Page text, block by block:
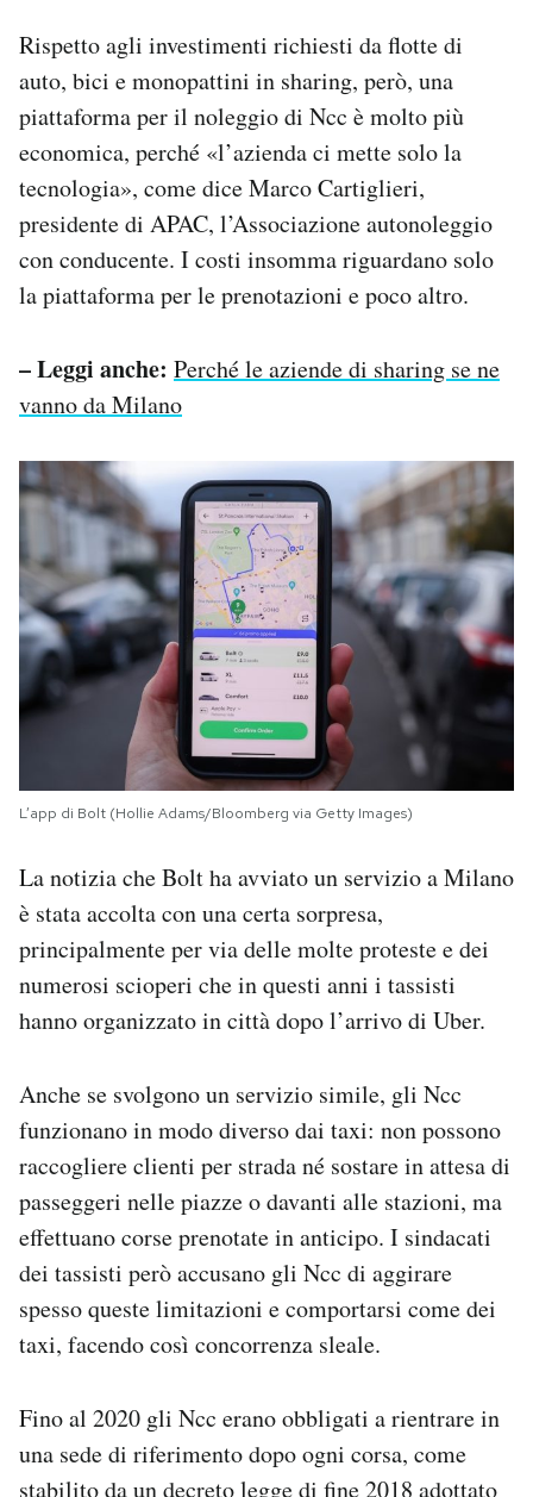
Rispetto agli investimenti richiesti da flotte di
auto, bici e monopattini in sharing, però, una
piattaforma per il noleggio di Ncc è molto più
economica, perché «l’azienda ci mette solo la
tecnologia», come dice Marco Cartiglieri,
presidente di APAC, l’Associazione autonoleggio
con conducente. I costi insomma riguardano solo
la piattaforma per le prenotazioni e poco altro.
– Leggi anche: Perché le aziende di sharing se ne
vanno da Milano
L’app di Bolt (Hollie Adams/Bloomberg via Getty Images)
La notizia che Bolt ha avviato un servizio a Milano
è stata accolta con una certa sorpresa,
principalmente per via delle molte proteste e dei
numerosi scioperi che in questi anni i tassisti
hanno organizzato in città dopo l’arrivo di Uber.
Anche se svolgono un servizio simile, gli Ncc
funzionano in modo diverso dai taxi: non possono
raccogliere clienti per strada né sostare in attesa di
passeggeri nelle piazze o davanti alle stazioni, ma
effettuano corse prenotate in anticipo. I sindacati
dei tassisti però accusano gli Ncc di aggirare
spesso queste limitazioni e comportarsi come dei
taxi, facendo così concorrenza sleale.
Fino al 2020 gli Ncc erano obbligati a rientrare in
una sede di riferimento dopo ogni corsa, come
stabilito da un decreto legge di fine 2018 adottato